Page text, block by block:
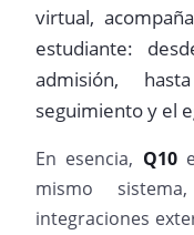
virtual,
estudiante:
admisión,
seguimiento y el
En esencia, Q10
mismo
integraciones